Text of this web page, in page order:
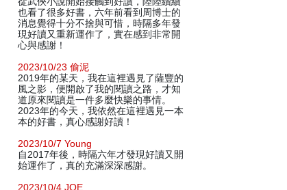
也看了很多好書，六年前看到周博士的
消息覺得十分不捨與可惜，時隔多年發
現好讀又重新運作了，實在感到非常開
心與感謝！
2023/10/23 偷泥
2019年的某天，我在這裡遇見了薩豐的
風之影，便開啟了我的閱讀之路，才知
道原來閱讀是一件多麼快樂的事情。
2023年的今天，我依然在這裡遇見一本
本的好書，真心感謝好讀！
2023/10/7 Young
自2017年後，時隔六年才發現好讀又開
始運作了，真的充滿深深感謝。
2023/10/4 JOE